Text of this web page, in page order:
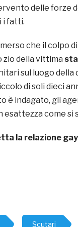
delle forze
i fatti.
che il colpo
della vittima
sul luogo della
di soli dieci
è indagato, gli
come si
la relazione
Scutari